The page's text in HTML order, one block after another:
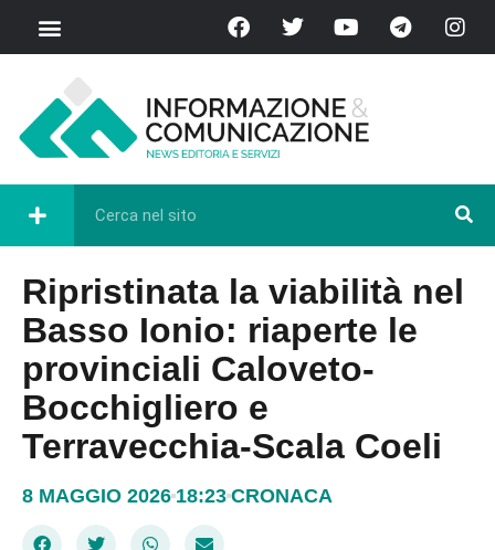
Ripristinata la viabilità nel
Basso Ionio: riaperte le
provinciali Caloveto-
Bocchigliero e
Terravecchia-Scala Coeli
8 MAGGIO 2026 18:23 CRONACA